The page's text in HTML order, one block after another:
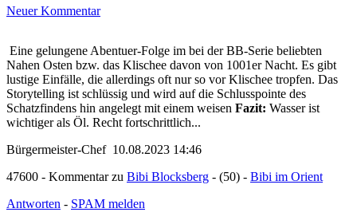
Neuer Kommentar
Eine gelungene Abentuer-Folge im bei der BB-Serie beliebten
Nahen Osten bzw. das Klischee davon von 1001er Nacht. Es gibt
lustige Einfälle, die allerdings oft nur so vor Klischee tropfen. Das
Storytelling ist schlüssig und wird auf die Schlusspointe des
Schatzfindens hin angelegt mit einem weisen Fazit: Wasser ist
wichtiger als Öl. Recht fortschrittlich...
Bürgermeister-Chef 10.08.2023 14:46
47600 - Kommentar zu Bibi Blocksberg - (50) - Bibi im Orient
Antworten - SPAM melden